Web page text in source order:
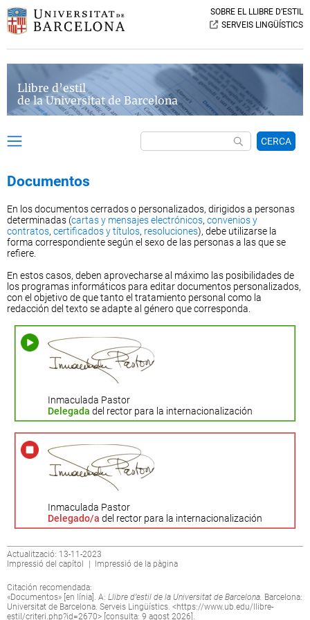
SOBRE EL LLIBRE D’ESTIL
SERVEIS LINGÜÍSTICS
Llibre d’estil
de la Universitat de Barcelona
CERCA
Documentos
En los documentos cerrados o personalizados, dirigidos a personas
determinadas (cartas y mensajes electrónicos, convenios y
contratos, certificados y títulos, resoluciones), debe utilizarse la
forma correspondiente según el sexo de las personas a las que se
refiere.
En estos casos, deben aprovecharse al máximo las posibilidades de
los programas informáticos para editar documentos personalizados,
con el objetivo de que tanto el tratamiento personal como la
redacción del texto se adapte al género que corresponda.
Inmaculada Pastor
Delegada del rector para la internacionalización
Inmaculada Pastor
Delegado/a del rector para la internacionalización
Actualització: 13-11-2023
Impressió del capítol
| Impressió de la pàgina
Citación recomendada:
«Documentos» [en línia]. A: Llibre d’estil de la Universitat de Barcelona. Barcelona:
Universitat de Barcelona. Serveis Lingüístics. <https://www.ub.edu/llibre-
estil/criteri.php?id=2670> [consulta: 9 agost 2026].